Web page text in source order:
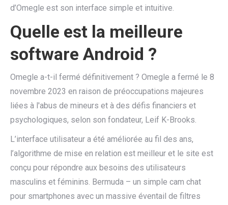
d’Omegle est son interface simple et intuitive.
Quelle est la meilleure
software Android ?
Omegle a-t-il fermé définitivement ? Omegle a fermé le 8
novembre 2023 en raison de préoccupations majeures
liées à l'abus de mineurs et à des défis financiers et
psychologiques, selon son fondateur, Leif K-Brooks.
L’interface utilisateur a été améliorée au fil des ans,
l’algorithme de mise en relation est meilleur et le site est
conçu pour répondre aux besoins des utilisateurs
masculins et féminins. Bermuda – un simple cam chat
pour smartphones avec un massive éventail de filtres